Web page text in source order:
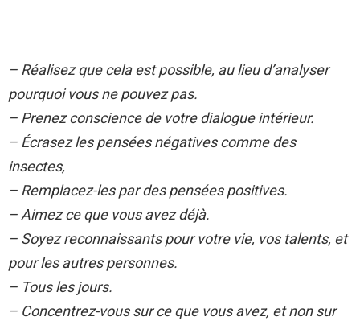
– Réalisez que cela est possible, au lieu d’analyser
pourquoi vous ne pouvez pas.
– Prenez conscience de votre dialogue intérieur.
– Écrasez les pensées négatives comme des
insectes,
– Remplacez-les par des pensées positives.
– Aimez ce que vous avez déjà.
– Soyez reconnaissants pour votre vie, vos talents, et
pour les autres personnes.
– Tous les jours.
– Concentrez-vous sur ce que vous avez, et non sur